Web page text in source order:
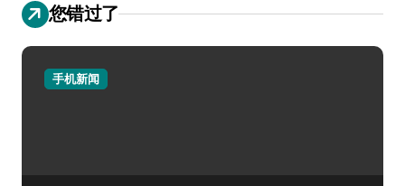
您错过了
手机新闻